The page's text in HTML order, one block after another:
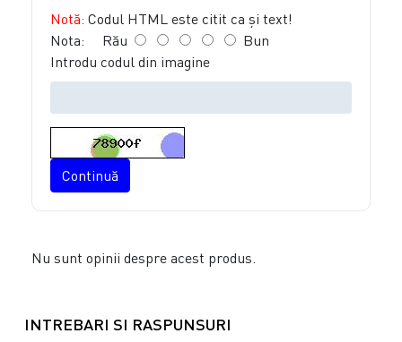
Notă: Codul HTML este citit ca şi text!
Nota: Rău
Bun
Introdu codul din imagine
Continuă
Nu sunt opinii despre acest produs.
INTREBARI SI RASPUNSURI